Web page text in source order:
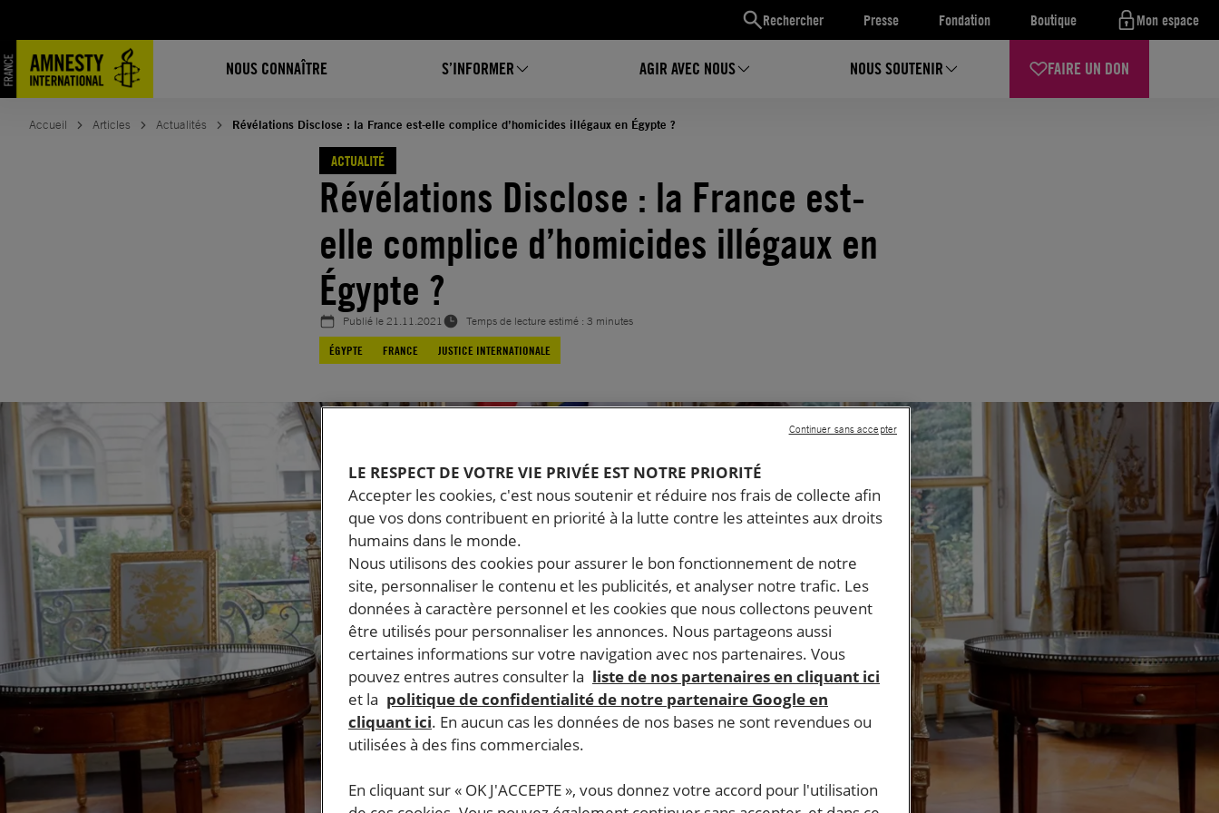
Rechercher Presse Fondation Boutique Mon espace
NOUS CONNAÎTRE S’INFORMER AGIR AVEC NOUS NOUS SOUTENIR FAIRE UN DON
contenu
Accueil Articles Actualités Révélations Disclose : la France est-elle complice d’homicides illégaux en Égypte ?
ACTUALITÉ
Révélations Disclose : la France est-
elle complice d’homicides illégaux en
Égypte ?
Publié le21.11.2021
Temps de lecture estimé : 3 minutes
ÉGYPTE
FRANCE JUSTICE INTERNATIONALE
LE RESPECT DE VOTRE VIE PRIVÉE EST NOTRE PRIORITÉ
Accepter les cookies, c'est nous soutenir et réduire nos frais de collecte afin
que vos dons contribuent en priorité à la lutte contre les atteintes aux droits
humains dans le monde.
Nous utilisons des cookies pour assurer le bon fonctionnement de notre
site, personnaliser le contenu et les publicités, et analyser notre trafic. Les
données à caractère personnel et les cookies que nous collectons peuvent
être utilisés pour personnaliser les annonces. Nous partageons aussi
certaines informations sur votre navigation avec nos partenaires. Vous
pouvez entres autres consulter la liste de nos partenaires en cliquant ici
et la politique de confidentialité de notre partenaire Google en
cliquant ici. En aucun cas les données de nos bases ne sont revendues ou
utilisées à des fins commerciales.
En cliquant sur « OK J'ACCEPTE », vous donnez votre accord pour l'utilisation
Continuer sans accepter